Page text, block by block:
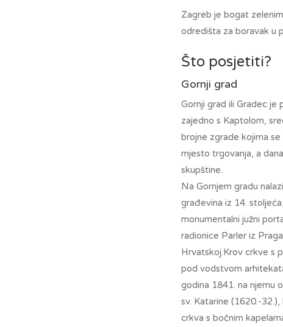
Zagreb je bogat
odredišta za boravak u
Što posjetiti?
Gornji grad
Gornji grad ili Gradec je
zajedno s Kaptolom,
brojne zgrade kojima se
mjesto trgovanja, a
skupštine.
Na Gornjem gradu
građevina iz 14.
monumentalni južni
radionice Parler iz
Hrvatskoj.Krov crkve s
pod vodstvom
godina 1841. na njemu
sv. Katarine (1620.-
crkva s bočnim